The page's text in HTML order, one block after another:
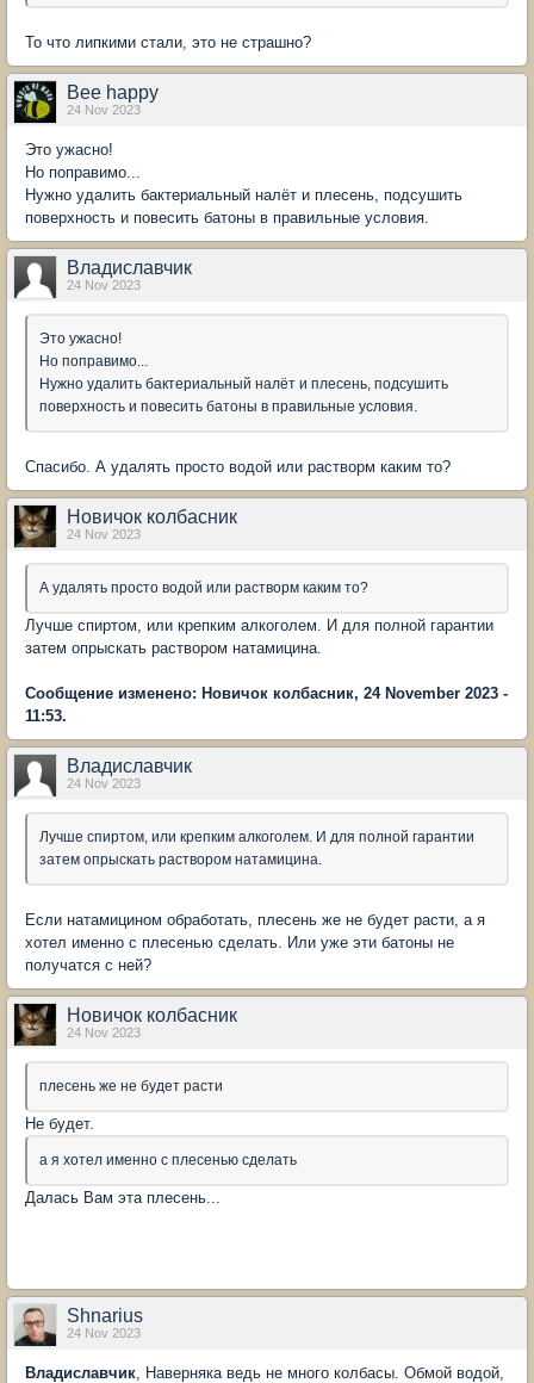
То что липкими стали, это не страшно?
Bee happy
24 Nov 2023
Это ужасно!
Но поправимо...
Нужно удалить бактериальный налёт и плесень, подсушить
поверхность и повесить батоны в правильные условия.
Владиславчик
24 Nov 2023
Это ужасно!
Но поправимо...
Нужно удалить бактериальный налёт и плесень, подсушить
поверхность и повесить батоны в правильные условия.
Спасибо. А удалять просто водой или растворм каким то?
Новичок колбасник
24 Nov 2023
А удалять просто водой или растворм каким то?
Лучше спиртом, или крепким алкоголем. И для полной гарантии
затем опрыскать раствором натамицина.
Сообщение изменено: Новичок колбасник, 24 November 2023 -
11:53.
Владиславчик
24 Nov 2023
Лучше спиртом, или крепким алкоголем. И для полной гарантии
затем опрыскать раствором натамицина.
Если натамицином обработать, плесень же не будет расти, а я
хотел именно с плесенью сделать. Или уже эти батоны не
получатся с ней?
Новичок колбасник
24 Nov 2023
плесень же не будет расти
Не будет.
а я хотел именно с плесенью сделать
Далась Вам эта плесень...
Shnarius
24 Nov 2023
Владиславчик, Наверняка ведь не много колбасы. Обмой водой,